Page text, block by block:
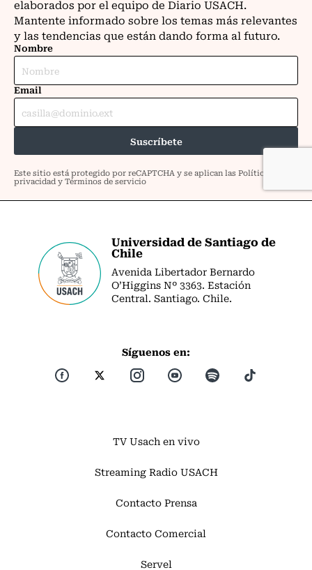
Universidad de Santiago de
Chile
Avenida Libertador Bernardo
O’Higgins Nº 3363. Estación
Central. Santiago. Chile.
Síguenos en:
TV Usach en vivo
Streaming Radio USACH
Contacto Prensa
Contacto Comercial
Servel